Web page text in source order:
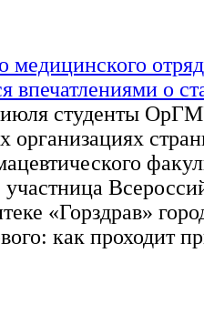
медицинского
впечатлениями о
студенты
организациях
«Горздрав»
как проходит